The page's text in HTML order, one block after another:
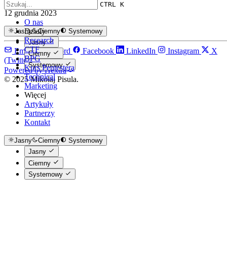
CTRL K
O nas
Działy
Research
CTF
BPG
Kurs Pentestera
Technical
Marketing
Więcej
Artykuły
Partnerzy
Kontakt
Jasny Ciemny
Systemowy
Jasny
Ciemny
Systemowy
12 grudnia 2023
Jasny Ciemny
Systemowy
Jasny
Ciemny
Systemowy
Email Discord Facebook LinkedIn Instagram
X
(Twitter)
Powered by Hextra
© 2025 Mikołaj Pisula.